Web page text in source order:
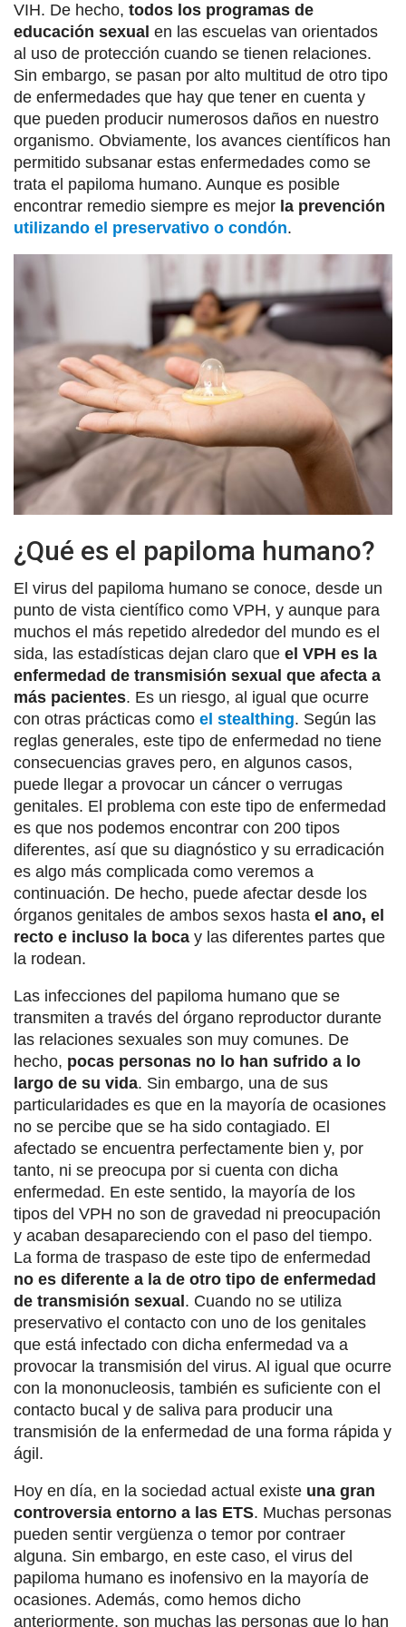
VIH. De hecho, todos los programas de
educación sexual en las escuelas van orientados
al uso de protección cuando se tienen relaciones.
Sin embargo, se pasan por alto multitud de otro tipo
de enfermedades que hay que tener en cuenta y
que pueden producir numerosos daños en nuestro
organismo. Obviamente, los avances científicos han
permitido subsanar estas enfermedades como se
trata el papiloma humano. Aunque es posible
encontrar remedio siempre es mejor la prevención
utilizando el preservativo o condón.
¿Qué es el papiloma humano?
El virus del papiloma humano se conoce, desde un
punto de vista científico como VPH, y aunque para
muchos el más repetido alrededor del mundo es el
sida, las estadísticas dejan claro que el VPH es la
enfermedad de transmisión sexual que afecta a
más pacientes. Es un riesgo, al igual que ocurre
con otras prácticas como el stealthing. Según las
reglas generales, este tipo de enfermedad no tiene
consecuencias graves pero, en algunos casos,
puede llegar a provocar un cáncer o verrugas
genitales. El problema con este tipo de enfermedad
es que nos podemos encontrar con 200 tipos
diferentes, así que su diagnóstico y su erradicación
es algo más complicada como veremos a
continuación. De hecho, puede afectar desde los
órganos genitales de ambos sexos hasta el ano, el
recto e incluso la boca y las diferentes partes que
la rodean.
Las infecciones del papiloma humano que se
transmiten a través del órgano reproductor durante
las relaciones sexuales son muy comunes. De
hecho, pocas personas no lo han sufrido a lo
largo de su vida. Sin embargo, una de sus
particularidades es que en la mayoría de ocasiones
no se percibe que se ha sido contagiado. El
afectado se encuentra perfectamente bien y, por
tanto, ni se preocupa por si cuenta con dicha
enfermedad. En este sentido, la mayoría de los
tipos del VPH no son de gravedad ni preocupación
y acaban desapareciendo con el paso del tiempo.
La forma de traspaso de este tipo de enfermedad
no es diferente a la de otro tipo de enfermedad
de transmisión sexual . Cuando no se utiliza
preservativo el contacto con uno de los genitales
que está infectado con dicha enfermedad va a
provocar la transmisión del virus. Al igual que ocurre
con la mononucleosis, también es suficiente con el
contacto bucal y de saliva para producir una
transmisión de la enfermedad de una forma rápida y
ágil.
Hoy en día, en la sociedad actual existe una gran
controversia entorno a las ETS. Muchas personas
pueden sentir vergüenza o temor por contraer
alguna. Sin embargo, en este caso, el virus del
papiloma humano es inofensivo en la mayoría de
ocasiones. Además, como hemos dicho
anteriormente, son muchas las personas que lo han